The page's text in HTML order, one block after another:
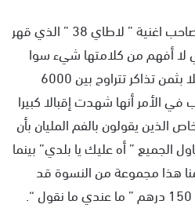
إن ما استفزني مؤخرا هو أن صاحب اغنية ” لاطاي 38 ” الذي قهر
لا أفهم من كلامتها شيء سوا
كلمة ” حياة ” أقام مؤخرا حفلا بثمن تذاكر تتراوح بين 6000
الغريب في الأمر أنها شهدت إقبالا كبيرا
يقولون بالفم المليان بأن
الجميع ” أه عليك يا بلدي” بينما
هذا مجموعة من النسوة قد